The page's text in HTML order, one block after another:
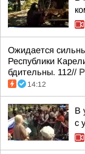
Ожидается
Республики
бдительны. 112//
14:12
В
с